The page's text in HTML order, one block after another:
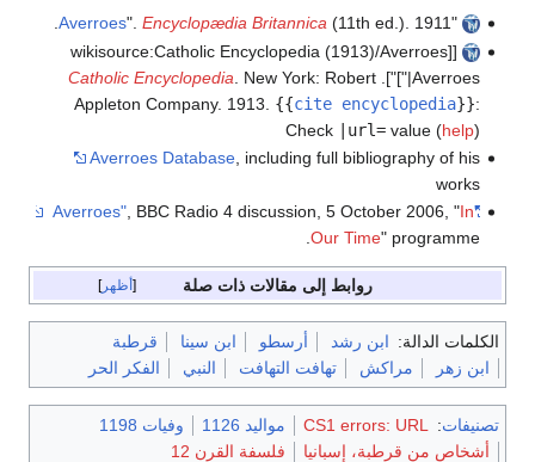
"
Averroes". Encyclopædia Britannica (11th ed.). 1911.
[[wikisource:Catholic Encyclopedia (1913)/Averroes
"|Averroes]"].
Catholic Encyclopedia . New York: Robert
Appleton Company. 1913.
{{cite encyclopedia}}:
Check |url=value (help)
Averroes Database, including full bibliography of his
works
"Averroes"
, BBC Radio 4 discussion, 5 October 2006, "In
Our Time" programme.
أظهر روابط إلى مقالات ذات صلة
الكلمات الدالة: ابن رشد أرسطو ابن سينا
قرطبة
ابن زهر
مراكش تهافت التهافت النبي الفكر الحر
تصنيفات:
CS1 errors: URL مواليد 1126
وفيات 1198
أشخاص من قرطبة، إسبانيا
فلسفة القرن 12